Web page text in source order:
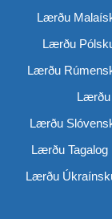
Lærðu
Lærðu
Lærðu
Lærðu
Lærðu
Lærðu Tagalog
Lærðu